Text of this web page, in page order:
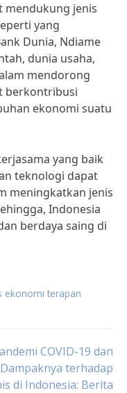
mendukung jenis
yang
Dunia, Ndiame
dunia usaha,
mendorong
berkontribusi
ekonomi suatu
yang baik
teknologi dapat
meningkatkan jenis
Indonesia
berdaya saing di
ekonomi terapan
COVID-19 dan
Dampaknya terhadap
di Indonesia: Berita